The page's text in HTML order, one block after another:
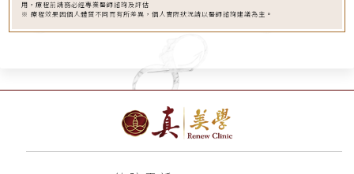
用，療程前請務必經專業醫師諮詢及評估
※ 療程效果因個人體質不同而有所差異，個人實際狀況請以醫師諮詢建議為主。